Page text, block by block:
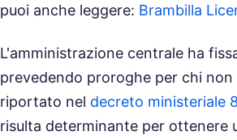
puoi anche leggere: Brambilla
L'amministrazione centrale ha
prevedendo proroghe per chi
riportato nel decreto ministeriale
risulta determinante per ottenere